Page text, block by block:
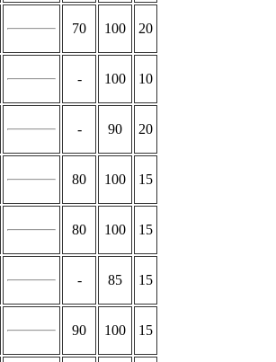
70 100 20
- 100 10
- 90 20
80 100 15
80 100 15
- 85 15
90 100 15